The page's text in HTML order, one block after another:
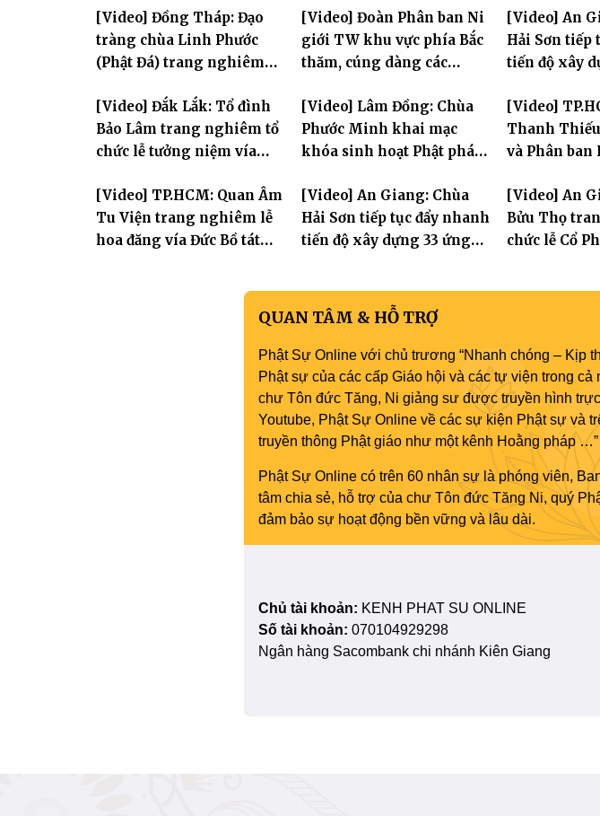
đăng đàn
[Video] Đồng Tháp: Đạo
tràng chùa Linh Phước
(Phật Đá) trang nghiêm
Hòa thượng Thích Nhuận
Sanh lần thứ 11
[Video] Đoàn Phân ban Ni
giới TW khu vực phía Bắc
thăm, cúng dàng các
mùa an cư PL.2570
[Video] An
Hải Sơn tiếp
tiến độ xây
Âm
[Video] Đắk Lắk: Tổ đình
Bảo Lâm trang nghiêm tổ
chức lễ tưởng niệm vía
thành đạo và lễ Quy y Tam
bảo
[Video] Lâm Đồng: Chùa
Phước Minh khai mạc
khóa sinh hoạt Phật pháp
tay con" lần II
[Video]
Thanh
và Phân ban
kết công tác
kỳ IX (2022
[Video] TP.HCM: Quan Âm
Tu Viện trang nghiêm lễ
hoa đăng vía Đức Bồ tát
[Video] An Giang: Chùa
Hải Sơn tiếp tục đẩy nhanh
tiến độ xây dựng 33 ứng
[Video] An
Bửu Thọ
chức lễ Cổ
QUAN TÂM & HỖ TRỢ
Phật Sự Online với chủ trương “Nhanh chóng – Kịp
Phật sự của các cấp Giáo hội và các tự viện trong
chư Tôn đức Tăng, Ni giảng sư được truyền hình
Youtube, Phật Sự Online về các sự kiện Phật sự và
truyền thông Phật giáo như một kênh Hoằng pháp …”
Phật Sự Online có trên 60 nhân sự là phóng viên,
tâm chia sẻ, hỗ trợ của chư Tôn đức Tăng Ni, quý
đảm bảo sự hoạt động bền vững và lâu dài.
Chủ tài khoản: KENH PHAT SU ONLINE
Số tài khoản: 070104929298
Ngân hàng Sacombank chi nhánh Kiên Giang